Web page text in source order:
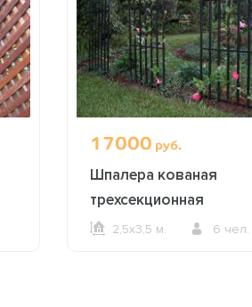
17000 руб.
Шпалера кованая
трехсекционная
2,5х3,5 м. 6 чел.